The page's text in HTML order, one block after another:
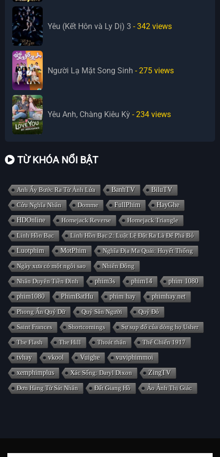
Yêu (Kết Hôn và Ly Dị) 3 - 342 views
Người Lạ Mặt Song Sinh - 275 views
Yêu Anh, Chàng Kiêu Kỳ - 234 views
TỪ KHÓA NỔI BẬT
Anh Ấy Bước Ra Từ Ánh Lửa BanhTV BiluTV
Cửu Nghĩa Nhân Domme FullPhim HayGhe
HDOnline Homejack Reverse Homejack Triangle
Linh Hồn Bạc Linh Hồn Bạc 2: Luật Lệ Đặt Ra Là Để Phá Bỏ
Luotphim MotPhim Nghĩa Địa Ma Quái: Huyết Thống
Ngày xưa có một ngôi sao Nhiên Đông
Nhân Duyên Tiền Đình phim3s phim14 phim 1080
phim1080 PhimBatHu phim hay phimhay.net
Phong Ấn Quỷ Dữ Quỷ Săn Người Quỷ Đỏ
Saint Frances Shortcomings Sự sụp đổ của dòng họ Usher
The Flash The Hill Thoát thân Thế Chiến 1917
tvhay vkool Vuighe vuviphimmoi
xemphimplus Xác Sống: Daryl Dixon ZingTV
Đơn Hàng Từ Sát Nhân Đất Giang Hồ Ảo Ảnh Thị Giác